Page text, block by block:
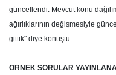
güncellendi. Mevcut konu
ağırlıklarının değişmesiyle
gittik" diye konuştu.
ÖRNEK SORULAR